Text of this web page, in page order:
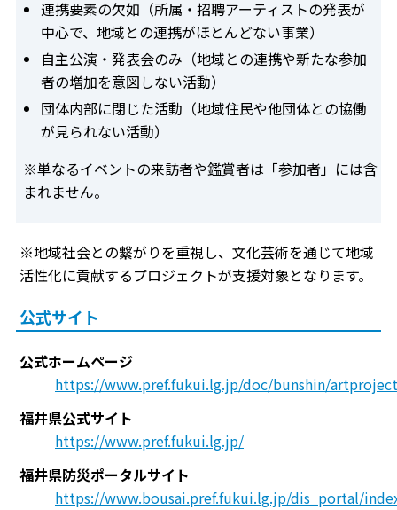
連携要素の欠如（所属・招聘アーティストの発表が
中心で、地域との連携がほとんどない事業）
自主公演・発表会のみ（地域との連携や新たな参加
者の増加を意図しない活動）
団体内部に閉じた活動（地域住民や他団体との協働
が見られない活動）
※単なるイベントの来訪者や鑑賞者は「参加者」には含
まれません。
※地域社会との繋がりを重視し、文化芸術を通じて地域
活性化に貢献するプロジェクトが支援対象となります。
公式サイト
公式ホームページ
https://www.pref.fukui.lg.jp/doc/bunshin/
福井県公式サイト
https://www.pref.fukui.lg.jp/
福井県防災ポータルサイト
https://www.bousai.pref.fukui.lg.jp/dis_portal/